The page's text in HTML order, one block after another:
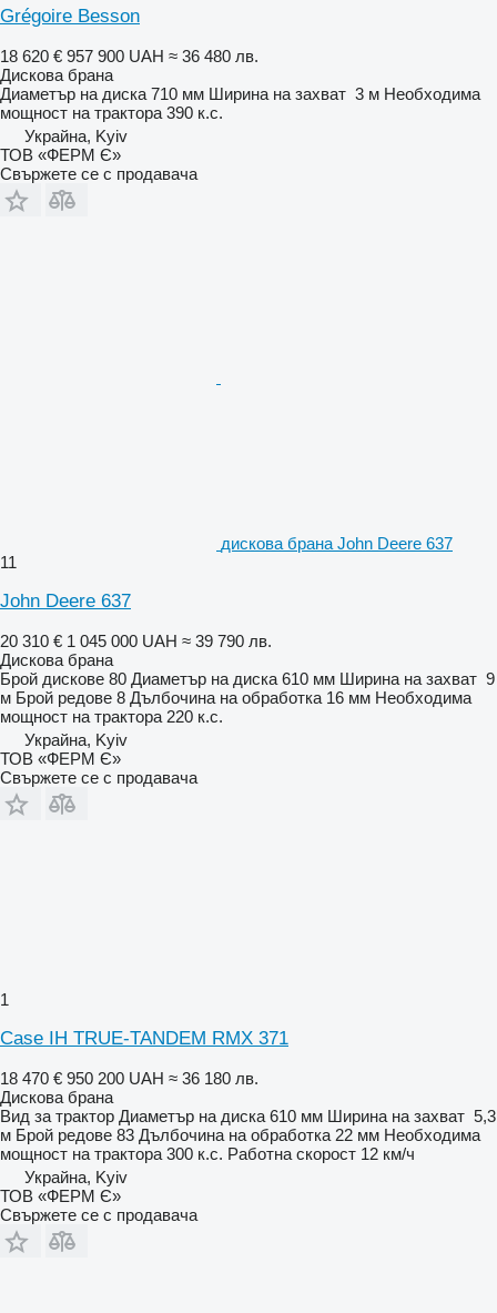
Grégoire Besson
18 620 € 957 900 UAH ≈ 36 480 лв.
Дискова брана
Диаметър на диска 710 мм Ширина на захват 3 м Необходима
мощност на трактора 390 к.с.
Украйна, Kyiv
ТОВ «ФЕРМ Є»
Свържете се с продавача
дискова брана John Deere 637
11
John Deere 637
20 310 € 1 045 000 UAH ≈ 39 790 лв.
Дискова брана
Брой дискове 80 Диаметър на диска 610 мм Ширина на захват 9
м Брой редове 8 Дълбочина на обработка 16 мм Необходима
мощност на трактора 220 к.с.
Украйна, Kyiv
ТОВ «ФЕРМ Є»
Свържете се с продавача
1
Case IH TRUE-TANDEM RMX 371
18 470 € 950 200 UAH ≈ 36 180 лв.
Дискова брана
Вид за трактор Диаметър на диска 610 мм Ширина на захват 5,3
м Брой редове 83 Дълбочина на обработка 22 мм Необходима
мощност на трактора 300 к.с. Работна скорост 12 км/ч
Украйна, Kyiv
ТОВ «ФЕРМ Є»
Свържете се с продавача